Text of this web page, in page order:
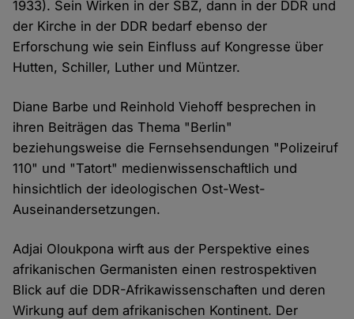
1933). Sein Wirken in der SBZ, dann in der DDR und
der Kirche in der DDR bedarf ebenso der
Erforschung wie sein Einfluss auf Kongresse über
Hutten, Schiller, Luther und Müntzer.
Diane Barbe und Reinhold Viehoff besprechen in
ihren Beiträgen das Thema "Berlin"
beziehungsweise die Fernsehsendungen "Polizeiruf
110" und "Tatort" medienwissenschaftlich und
hinsichtlich der ideologischen Ost-West-
Auseinandersetzungen.
Adjai Oloukpona wirft aus der Perspektive eines
afrikanischen Germanisten einen restrospektiven
Blick auf die DDR-Afrikawissenschaften und deren
Wirkung auf dem afrikanischen Kontinent. Der